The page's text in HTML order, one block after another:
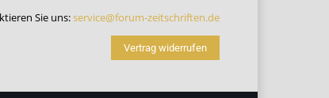
Sie uns:service@forum-zeitschriften.de
Vertrag widerrufen